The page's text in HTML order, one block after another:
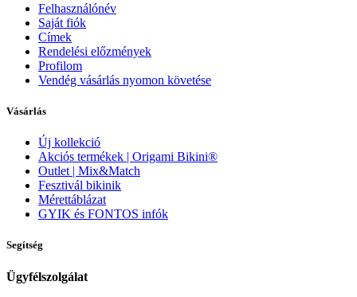
Felhasználónév
Saját fiók
Címek
Rendelési előzmények
Profilom
Vendég vásárlás nyomon követése
Vásárlás
Új kollekció
Akciós termékek | Origami Bikini®
Outlet | Mix&Match
Fesztivál bikinik
Mérettáblázat
GYIK és FONTOS infók
Segítség
Ügyfélszolgálat